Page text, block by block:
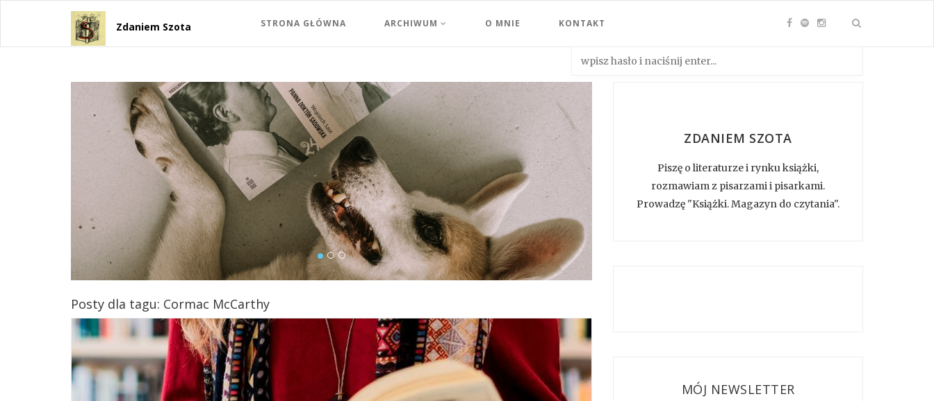
Zdaniem Szota STRONA GŁÓWNA ARCHIWUM O MNIE KONTAKT
Posty dla tagu: Cormac McCarthy
ZDANIEM SZOTA
Piszę o literaturze i rynku książki,
rozmawiam z pisarzami i pisarkami.
Prowadzę "Książki. Magazyn do czytania".
MÓJ NEWSLETTER